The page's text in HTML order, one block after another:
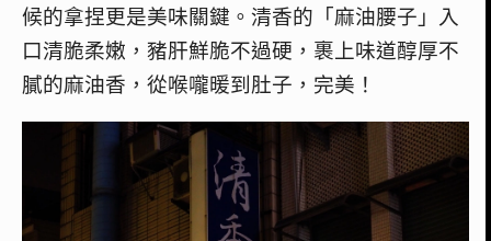
候的拿捏更是美味關鍵。清香的「麻油腰子」入
口清脆柔嫩，豬肝鮮脆不過硬，裹上味道醇厚不
膩的麻油香，從喉嚨暖到肚子，完美！